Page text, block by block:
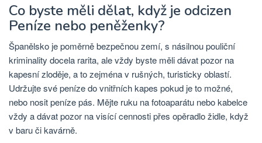
Co byste měli dělat, když je odcizen
Peníze nebo peněženky?
Španělsko je poměrně bezpečnou zemí, s násilnou pouliční
kriminality docela rarita, ale vždy byste měli dávat pozor na
kapesní zloděje, a to zejména v rušných, turisticky oblastí.
Udržujte své peníze do vnitřních kapes pokud je to možné,
nebo nosit peníze pás. Mějte ruku na fotoaparátu nebo kabelce
vždy a dávat pozor na visící cennosti přes opěradlo židle, když
v baru či kavárně.